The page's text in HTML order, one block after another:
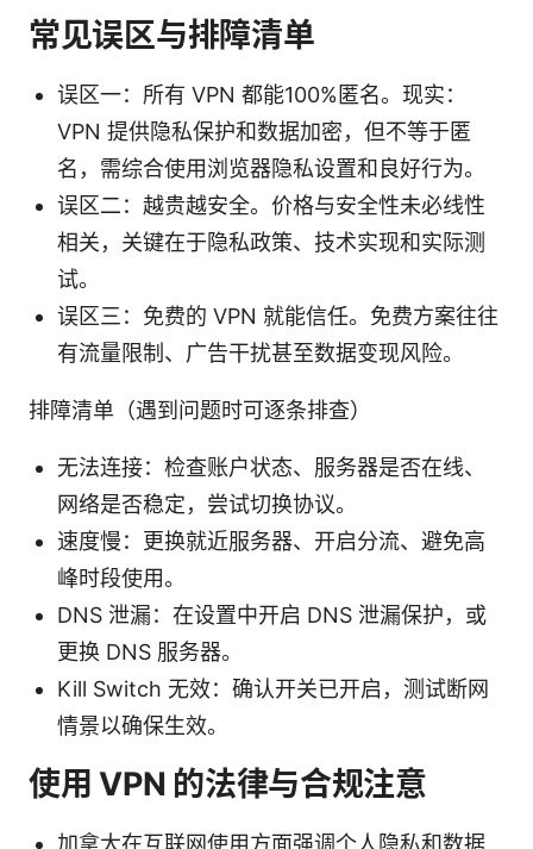
常见误区与排障清单
误区一：所有 VPN 都能100%匿名。现实：
VPN 提供隐私保护和数据加密，但不等于匿
名，需综合使用浏览器隐私设置和良好行为。
误区二：越贵越安全。价格与安全性未必线性
相关，关键在于隐私政策、技术实现和实际测
试。
误区三：免费的 VPN 就能信任。免费方案往往
有流量限制、广告干扰甚至数据变现风险。
排障清单（遇到问题时可逐条排查）
无法连接：检查账户状态、服务器是否在线、
网络是否稳定，尝试切换协议。
速度慢：更换就近服务器、开启分流、避免高
峰时段使用。
DNS 泄漏：在设置中开启 DNS 泄漏保护，或
更换 DNS 服务器。
Kill Switch 无效：确认开关已开启，测试断网
情景以确保生效。
使用 VPN 的法律与合规注意
加拿大在互联网使用方面强调个人隐私和数据